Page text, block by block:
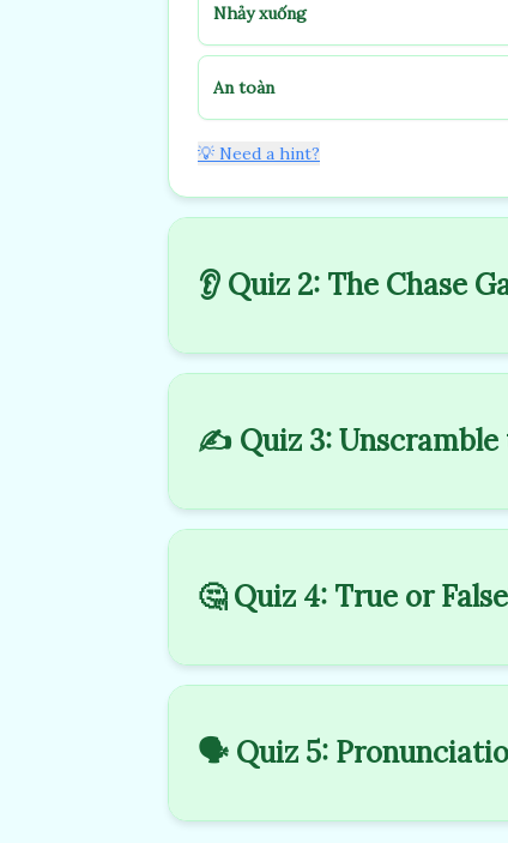
Nhảy xuống
An toàn
💡 Need a hint?
👂 Quiz 2: The Chase
✍️ Quiz 3: Unscramble
🤔 Quiz 4: True or
🗣️ Quiz 5: